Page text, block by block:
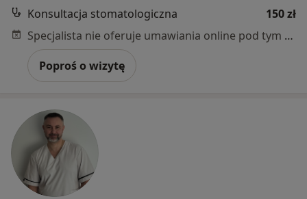
Konsultacja stomatologiczna
150 zł
Specjalista nie oferuje umawiania online pod tym adresem.
Poproś o wizytę